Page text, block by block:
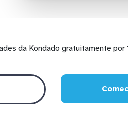
da Kondado gratuitamente por